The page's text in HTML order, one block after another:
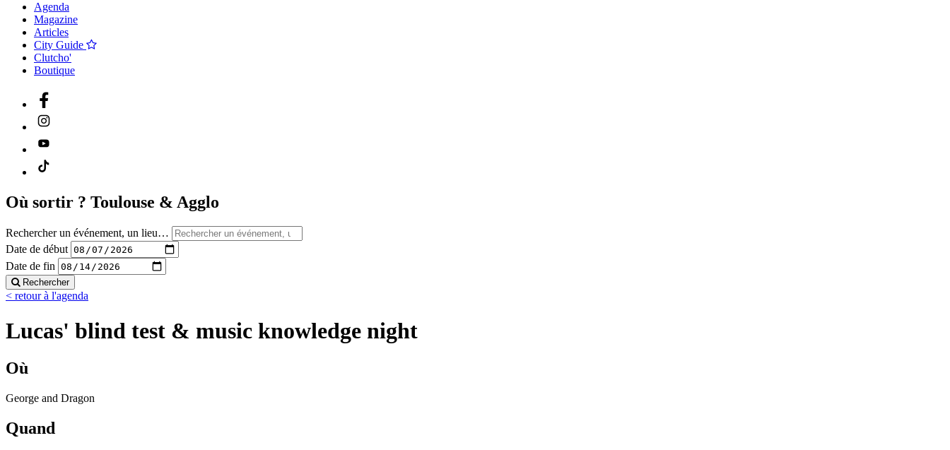
Agenda
Magazine
Articles
City Guide
Clutcho'
Boutique
Où sortir ? Toulouse & Agglo
Rechercher un événement, un lieu…
Date de début
Date de fin
Rechercher
< retour à l'agenda
Lucas' blind test & music knowledge night
Où
George and Dragon
Quand